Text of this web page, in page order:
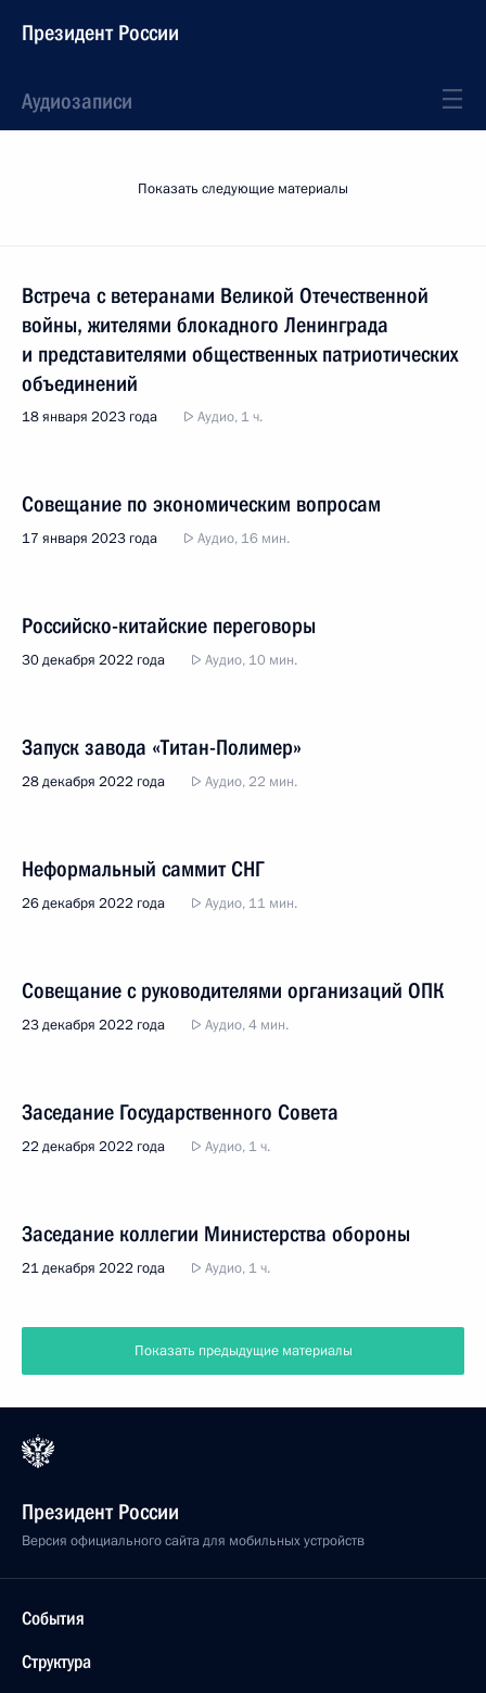
Президент России
Аудиозаписи
Показать следующие материалы
Встреча с ветеранами Великой Отечественной
войны, жителями блокадного Ленинграда
и представителями общественных патриотических
объединений
18 января 2023 года Аудио, 1 ч.
Совещание по экономическим вопросам
17 января 2023 года Аудио, 16 мин.
Российско-китайские переговоры
30 декабря 2022 года Аудио, 10 мин.
Запуск завода «Титан-Полимер»
28 декабря 2022 года Аудио, 22 мин.
Неформальный саммит СНГ
26 декабря 2022 года Аудио, 11 мин.
Совещание с руководителями организаций ОПК
23 декабря 2022 года Аудио, 4 мин.
Заседание Государственного Совета
22 декабря 2022 года Аудио, 1 ч.
Заседание коллегии Министерства обороны
21 декабря 2022 года Аудио, 1 ч.
Показать предыдущие материалы
Президент России
Версия официального сайта для мобильных устройств
События
Структура